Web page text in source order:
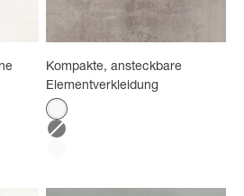
Kompakte, ansteckbare
Elementverkleidung
Farbe
Weiß
Anthrazitfarbener Beton